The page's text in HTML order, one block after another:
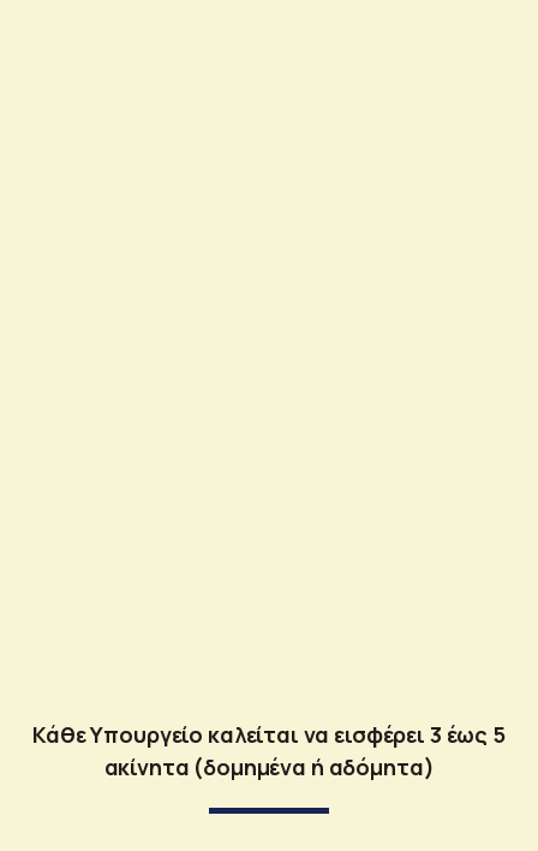
Κάθε Υπουργείο καλείται να εισφέρει 3 έως 5
ακίνητα (δομημένα ή αδόμητα)